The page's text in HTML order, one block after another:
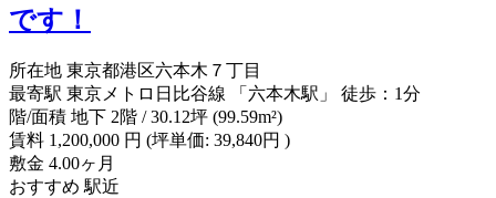
です！
所在地 東京都港区六本木７丁目
最寄駅 東京メトロ日比谷線 「六本木駅」 徒歩：1分
階/面積 地下 2階 / 30.12坪 (99.59m²)
賃料 1,200,000 円 (坪単価: 39,840円 )
敷金 4.00ヶ月
おすすめ 駅近